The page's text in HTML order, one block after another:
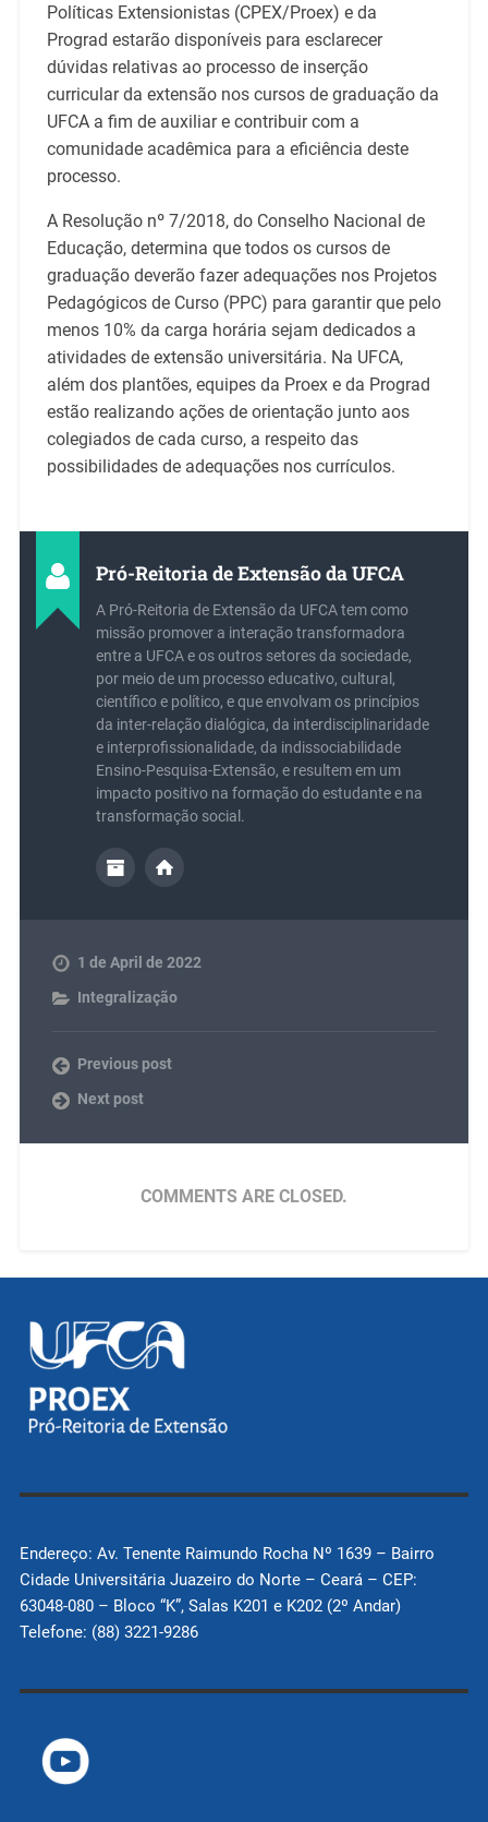
Políticas Extensionistas (CPEX/Proex) e da
Prograd estarão disponíveis para esclarecer
dúvidas relativas ao processo de inserção
curricular da extensão nos cursos de graduação da
UFCA a fim de auxiliar e contribuir com a
comunidade acadêmica para a eficiência deste
processo.
A Resolução nº 7/2018, do Conselho Nacional de
Educação, determina que todos os cursos de
graduação deverão fazer adequações nos Projetos
Pedagógicos de Curso (PPC) para garantir que pelo
menos 10% da carga horária sejam dedicados a
atividades de extensão universitária. Na UFCA,
além dos plantões, equipes da Proex e da Prograd
estão realizando ações de orientação junto aos
colegiados de cada curso, a respeito das
possibilidades de adequações nos currículos.
Pró-Reitoria de Extensão da UFCA
A Pró-Reitoria de Extensão da UFCA tem como
missão promover a interação transformadora
entre a UFCA e os outros setores da sociedade,
por meio de um processo educativo, cultural,
científico e político, e que envolvam os princípios
da inter-relação dialógica, da interdisciplinaridade
e interprofissionalidade, da indissociabilidade
Ensino-Pesquisa-Extensão, e resultem em um
impacto positivo na formação do estudante e na
transformação social.
1 de April de 2022
Integralização
Previous post
Next post
COMMENTS ARE CLOSED.
Endereço: Av. Tenente Raimundo Rocha Nº 1639 – Bairro
Cidade Universitária Juazeiro do Norte – Ceará – CEP:
63048-080 – Bloco “K”, Salas K201 e K202 (2º Andar)
Telefone: (88) 3221-9286